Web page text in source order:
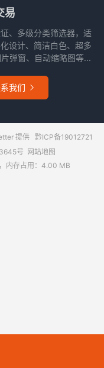
易
、多级分类筛选器，适
设计、简洁白色、超多
弹窗、自动缩略图等...
我们 
提供 黔ICP备19012721
号 网站地图
内存占用：4.00 MB